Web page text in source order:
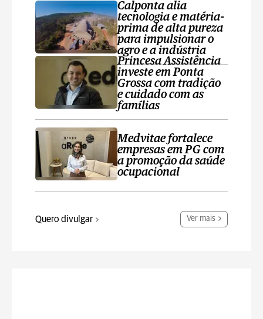
Calponta alia
tecnologia e matéria-
prima de alta pureza
para impulsionar o
agro e a indústria
Princesa Assistência
investe em Ponta
Grossa com tradição
e cuidado com as
famílias
Medvitae fortalece
empresas em PG com
a promoção da saúde
ocupacional
Quero divulgar Ver mais